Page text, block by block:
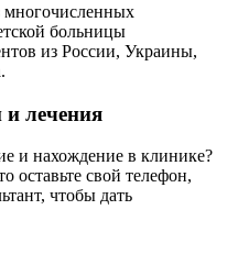
многочисленных
больницы
из России, Украины,
и лечения
и нахождение в клинике?
оставьте свой телефон,
чтобы дать